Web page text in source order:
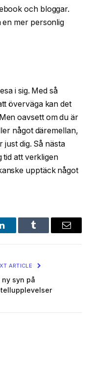
och bloggar.
en mer personlig
i sig. Med så
överväga kan det
oavsett om du är
något däremellan,
just dig. Så nästa
tid att verkligen
upptäck något
LinkedInTumblr Email
ARTICLE
ny syn på